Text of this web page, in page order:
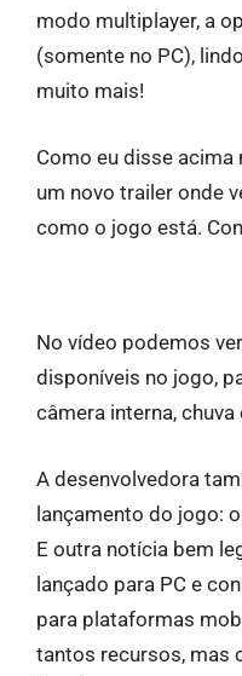
modo multiplayer, a
(somente no PC),
muito mais!
Como eu disse
um novo trailer onde
como o jogo está.
No vídeo podemos
disponíveis no jogo,
câmera interna,
A desenvolvedora
lançamento do jogo:
E outra notícia bem
lançado para PC e
para plataformas
tantos recursos, mas